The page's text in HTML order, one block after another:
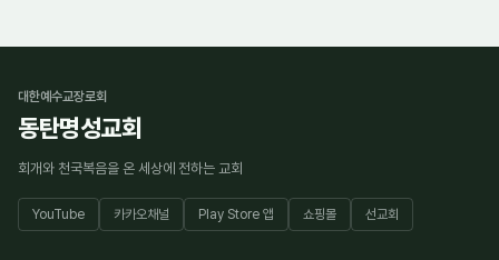
대한예수교장로회
동탄명성교회
회개와 천국복음을 온 세상에 전하는 교회
YouTube 카카오채널 Play Store 앱 쇼핑몰 선교회